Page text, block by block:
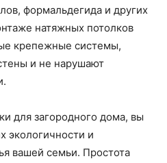
формальдегида и других
натяжных потолков
крепежные системы,
и не нарушают
для загородного дома, вы
экологичности и
вашей семьи. Простота